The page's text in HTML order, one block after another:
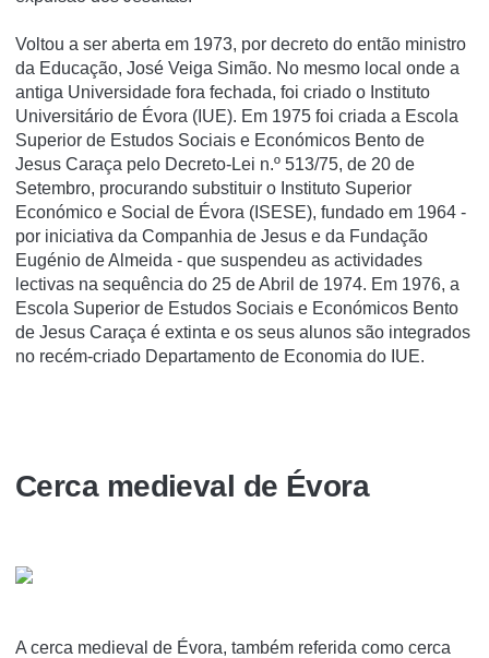
Voltou a ser aberta em 1973, por decreto do então ministro
da Educação, José Veiga Simão. No mesmo local onde a
antiga Universidade fora fechada, foi criado o Instituto
Universitário de Évora (IUE). Em 1975 foi criada a Escola
Superior de Estudos Sociais e Económicos Bento de
Jesus Caraça pelo Decreto-Lei n.º 513/75, de 20 de
Setembro, procurando substituir o Instituto Superior
Económico e Social de Évora (ISESE), fundado em 1964 -
por iniciativa da Companhia de Jesus e da Fundação
Eugénio de Almeida - que suspendeu as actividades
lectivas na sequência do 25 de Abril de 1974. Em 1976, a
Escola Superior de Estudos Sociais e Económicos Bento
de Jesus Caraça é extinta e os seus alunos são integrados
no recém-criado Departamento de Economia do IUE.
Cerca medieval de Évora
A cerca medieval de Évora, também referida como cerca